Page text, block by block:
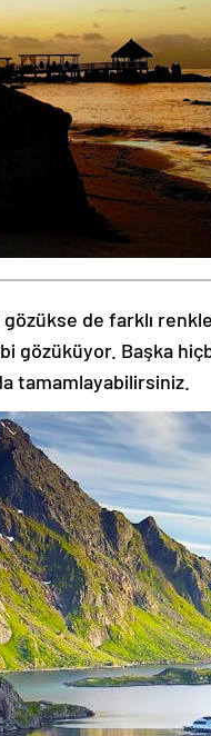
de farklı
gözüküyor. Başka
tamamlayabilirsiniz.